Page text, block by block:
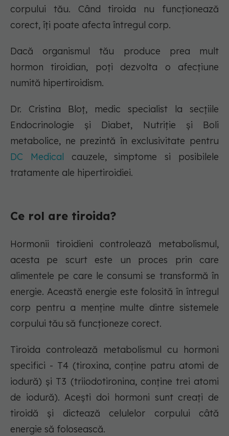
corpului tău. Când tiroida nu funcționează
corect, îți poate afecta întregul corp.
Dacă organismul tău produce prea mult
hormon tiroidian, poți dezvolta o afecțiune
numită hipertiroidism.
Dr. Cristina Bloț, medic specialist la secțiile
Endocrinologie și Diabet, Nutriție și Boli
metabolice, ne prezintă în exclusivitate pentru
DC Medical cauzele, simptome si posibilele
tratamente ale hipertiroidiei.
Ce rol are tiroida?
Hormonii tiroidieni controlează metabolismul,
acesta pe scurt este un proces prin care
alimentele pe care le consumi se transformă în
energie. Această energie este folosită în întregul
corp pentru a menține multe dintre sistemele
corpului tău să funcționeze corect.
Tiroida controlează metabolismul cu hormoni
specifici - T4 (tiroxina, conține patru atomi de
iodură) și T3 (triiodotironina, conține trei atomi
de iodură). Acești doi hormoni sunt creați de
tiroidă și dictează celulelor corpului câtă
energie să folosească.